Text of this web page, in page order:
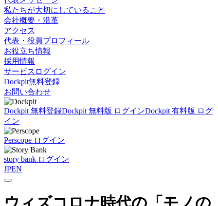
私たちが大切にしていること
会社概要・沿革
アクセス
代表・役員プロフィール
お役立ち情報
採用情報
サービスログイン
Dockpit無料登録
お問い合わせ
Dockpit 無料登録Dockpit 無料版 ログインDockpit 有料版 ログ
イン
Perscope ログイン
story bank ログイン
JPEN